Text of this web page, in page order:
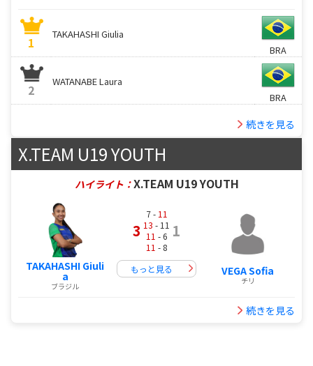
1
TAKAHASHI Giulia
BRA
2
WATANABE Laura
BRA
続きを見る
X.TEAM U19 YOUTH
ハイライト：X.TEAM U19 YOUTH
TAKAHASHI Giuli
a
ブラジル
3
7 - 11
13 - 11
11 - 6
11 - 8
1
もっと見る VEGA Sofia
チリ
続きを見る